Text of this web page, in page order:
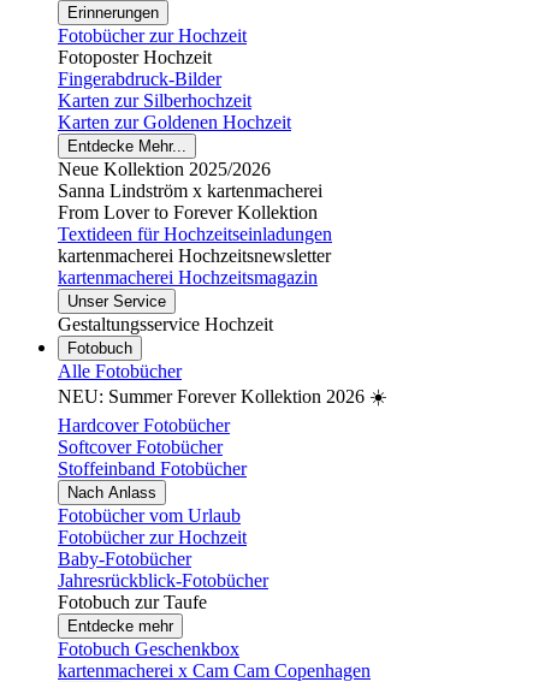
Erinnerungen
Fotobücher zur Hochzeit
Fotoposter Hochzeit
Fingerabdruck-Bilder
Karten zur Silberhochzeit
Karten zur Goldenen Hochzeit
Entdecke Mehr...
Neue Kollektion 2025/2026
Sanna Lindström x kartenmacherei
From Lover to Forever Kollektion
Textideen für Hochzeitseinladungen
kartenmacherei Hochzeitsnewsletter
kartenmacherei Hochzeitsmagazin
Unser Service
Gestaltungsservice Hochzeit
Fotobuch
Alle Fotobücher
NEU: Summer Forever Kollektion 2026 ☀️
Hardcover Fotobücher
Softcover Fotobücher
Stoffeinband Fotobücher
Nach Anlass
Fotobücher vom Urlaub
Fotobücher zur Hochzeit
Baby-Fotobücher
Jahresrückblick-Fotobücher
Fotobuch zur Taufe
Entdecke mehr
Fotobuch Geschenkbox
kartenmacherei x Cam Cam Copenhagen